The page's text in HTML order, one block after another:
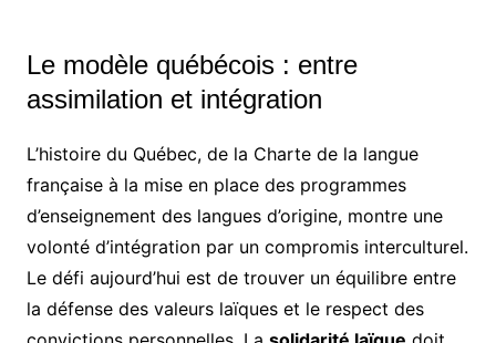
Le modèle québécois : entre
assimilation et intégration
L’histoire du Québec, de la Charte de la langue
française à la mise en place des programmes
d’enseignement des langues d’origine, montre une
volonté d’intégration par un compromis interculturel.
Le défi aujourd’hui est de trouver un équilibre entre
la défense des valeurs laïques et le respect des